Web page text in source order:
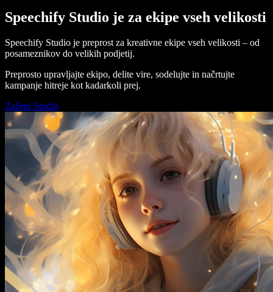
Speechify Studio je za ekipe vseh velikosti
Speechify Studio je preprost za kreativne ekipe vseh velikosti – od
posameznikov do velikih podjetij.
Preprosto upravljajte ekipo, delite vire, sodelujte in načrtujte
kampanje hitreje kot kadarkoli prej.
Zaženi Studio